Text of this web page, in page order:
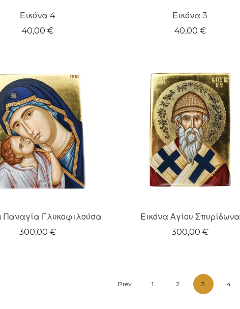
Εικόνα 4
40,00 €
Εικόνα 3
40,00 €
Παναγία Γλυκοφιλούσα
300,00€
Εικόνα Αγίου Σπυρίδωνα
300,00€
Prev 1 2 3 4